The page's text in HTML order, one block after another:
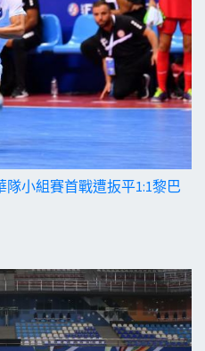
隊小組賽首戰遭扳平1:1黎巴